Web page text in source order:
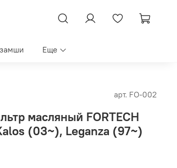
Еще
арт. FO-002
масляный FORTECH
(03~), Leganza (97~)